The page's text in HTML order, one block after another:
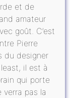
et de
amateur
goût. C’est
Pierre
du designer
il est à
qui porte
pas la